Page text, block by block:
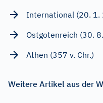
International (20. 1.
Ostgotenreich (30.
Athen (357 v. Chr.)
Weitere Artikel aus der